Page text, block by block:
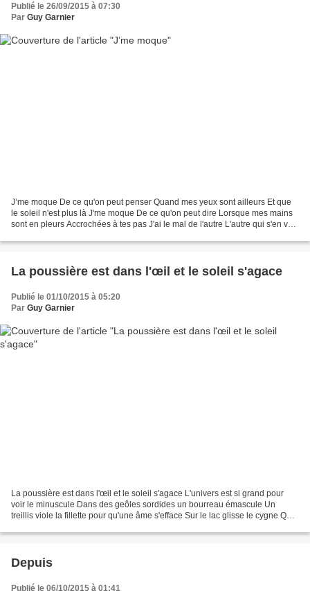
Publié le 26/09/2015 à 07:30
Par Guy Garnier
J’me moque De ce qu'on peut penser Quand mes yeux sont ailleurs Et que
le soleil n'est plus là J'me moque De ce qu'on peut dire Lorsque mes mains
sont en pleurs Accrochées à tes pas J'ai le mal de l'autre L'autre qui s'en va
La poussière est dans l'œil et le soleil s'agace
Publié le 01/10/2015 à 05:20
Par Guy Garnier
La poussière est dans l'œil et le soleil s'agace L'univers est si grand pour
voir le minuscule Dans des geôles sordides un bourreau émascule Un
treillis viole la fillette pour qu'une âme s'efface Sur le lac glisse le cygne Que
Depuis
Publié le 06/10/2015 à 01:41